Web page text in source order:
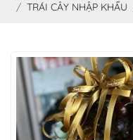
TRÁI CÂY NHẬP KHẨU